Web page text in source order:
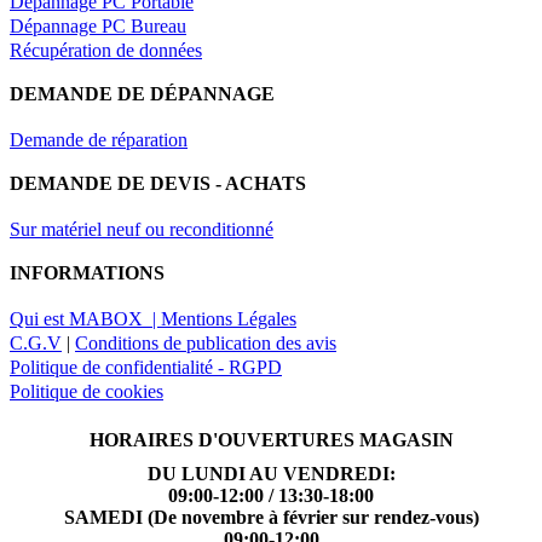
Dépannage PC Bureau
Récupération de données
DEMANDE DE DÉPANNAGE
Demande de réparation
DEMANDE DE DEVIS - ACHATS
Sur matériel neuf ou reconditionné
INFORMATIONS
Qui est MABOX | Mentions Légales
C.G.V | Conditions de publication des avis
Politique de confidentialité - RGPD
Politique de cookies
HORAIRES D'OUVERTURES MAGASIN
DU LUNDI AU VENDREDI:
09:00-12:00 / 13:30-18:00
SAMEDI (De novembre à février sur rendez-vous)